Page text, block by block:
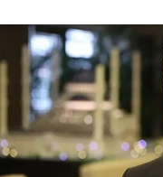
Müzik
Piyasa
Resmi İlanlar
Sağlık